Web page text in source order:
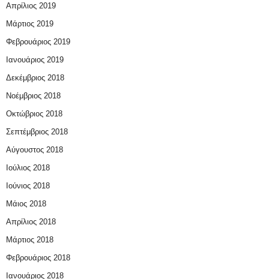
Απρίλιος 2019
Μάρτιος 2019
Φεβρουάριος 2019
Ιανουάριος 2019
Δεκέμβριος 2018
Νοέμβριος 2018
Οκτώβριος 2018
Σεπτέμβριος 2018
Αύγουστος 2018
Ιούλιος 2018
Ιούνιος 2018
Μάιος 2018
Απρίλιος 2018
Μάρτιος 2018
Φεβρουάριος 2018
Ιανουάριος 2018